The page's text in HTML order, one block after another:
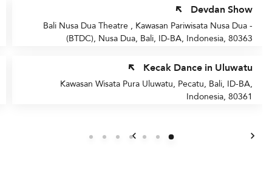
Devdan Show
Bali Nusa Dua Theatre , Kawasan Pariwisata Nusa Dua -
(BTDC), Nusa Dua, Bali, ID-BA, Indonesia, 80363
Kecak Dance in Uluwatu
Kawasan Wisata Pura Uluwatu, Pecatu, Bali, ID-BA,
Indonesia, 80361